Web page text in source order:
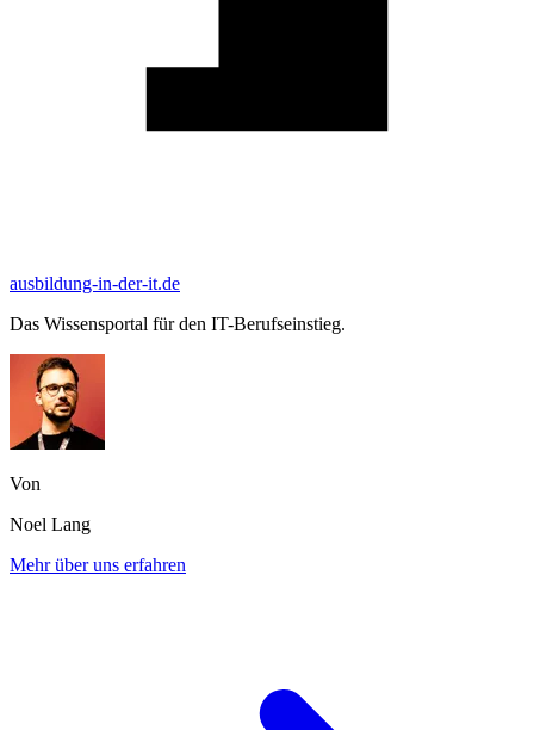
ausbildung-in-der-it.de
Das Wissensportal für den IT-Berufseinstieg.
Von
Noel Lang
Mehr über uns erfahren